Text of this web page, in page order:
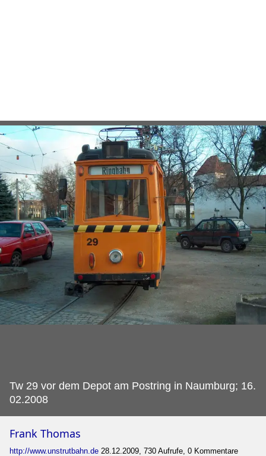
Tw 29 vor dem Depot am Postring in Naumburg; 16.
02.2008
Frank Thomas
http://www.unstrutbahn.de 28.12.2009, 730 Aufrufe, 0 Kommentare